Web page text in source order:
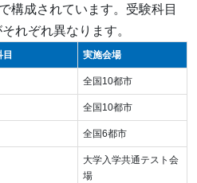
構成されています。受験科目
れぞれ異なります。
実施会場
全国10都市
全国10都市
全国6都市
大学入学共通テスト会
場